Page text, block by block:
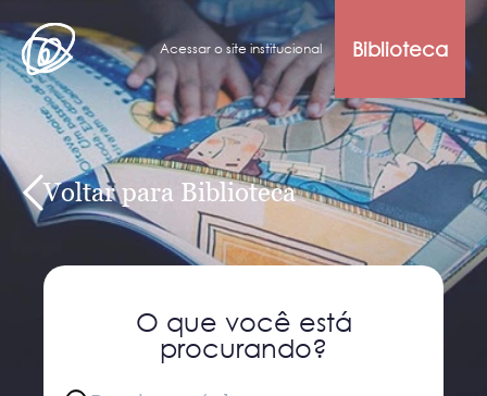
Acessar o site institucional Biblioteca
Voltar para Biblioteca
O que você está
procurando?